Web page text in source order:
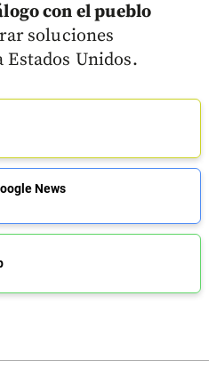
con el pueblo
soluciones
Estados Unidos.
News